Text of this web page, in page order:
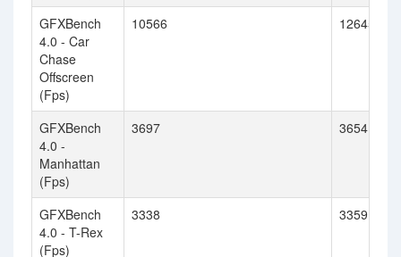
GFXBench
4.0 - Car
Chase
Offscreen
(Fps)
10566 12645
GFXBench
4.0 -
Manhattan
(Fps)
3697 3654
GFXBench
4.0 - T-Rex
(Fps)
3338 3359